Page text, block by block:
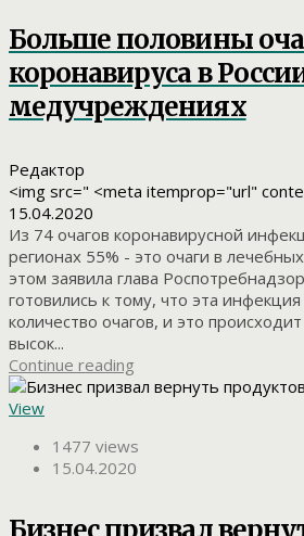
Больше половины
коронавируса в
медучреждениях
Редактор
<img src=" <meta itemprop="url"
15.04.2020
Из 74 очагов коронавирусной
регионах 55% - это очаги в
этом заявила глава
готовились к тому, что эта
количество очагов, и это
высок...
Continue reading
View
1477 views
15.04.2020